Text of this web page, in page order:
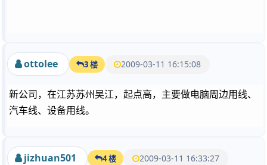
ottolee 3 楼 2009-03-11 16:15:08
新公司，在江苏苏州吴江，起点高，主要做电脑周边用线、
汽车线、设备用线。
jizhuan501 4 楼 2009-03-11 16:33:27